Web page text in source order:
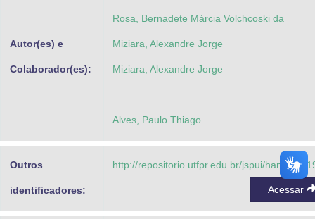
Autor(es) e
Colaborador(es):
Rosa, Bernadete Márcia Volchcoski da
Miziara, Alexandre Jorge
Miziara, Alexandre Jorge
Alves, Paulo Thiago
Outros
identificadores:
http://repositorio.utfpr.edu.br/jspui/handle/1/
Acessar